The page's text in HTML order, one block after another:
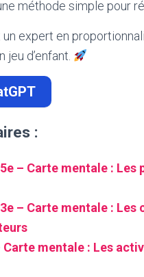
méthode simple pour
un expert en
d’enfant.
:
– Carte mentale :
– Carte mentale : Les
Carte mentale : Les